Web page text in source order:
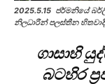
2025.5.15 ජර්මනියේ
නිලධාරීන් පලස්තීන
ගාසාහි
බටහිර